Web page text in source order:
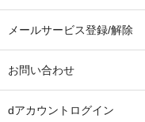
メールサービス登録/解除
お問い合わせ
dアカウントログイン